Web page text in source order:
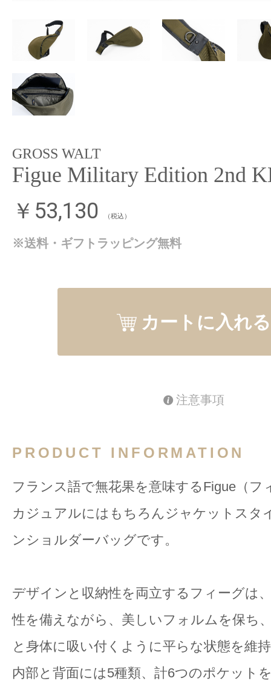
GROSS WALT
Figue Military Edition 2nd
￥53,130 （税込）
※送料・ギフトラッピング無料
カートに入れる
注意事項
PRODUCT INFORMATION
フランス語で無花果を意味するFigue（フ
カジュアルにはもちろんジャケットスタ
ンショルダーバッグです。
デザインと収納性を両立するフィーグは
性を備えながら、美しいフォルムを保ち
と身体に吸い付くように平らな状態を維
内部と背面には5種類、計6つのポケット